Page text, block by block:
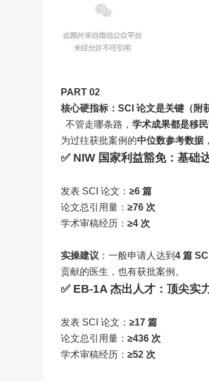
PART 02
核心硬指标：SCI 论文是关键（附
不管走哪条路， 学术成果都是移
为过往获批案例的中位数参考数据
✅ NIW 国家利益豁免：基础
发表 SCI 论文： ≥6 篇
论文总引用量： ≥76 次
学术审稿经历： ≥4 次
实操建议 ：一般申请人达到 4 篇
贡献的医生，也有获批案例。
✅ EB-1A 杰出人才：顶尖实
发表 SCI 论文： ≥17 篇
论文总引用量： ≥436 次
学术审稿经历： ≥52 次